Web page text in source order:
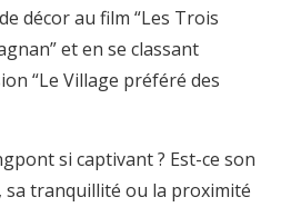
décor au film “Les Trois
et en se classant
“Le Village préféré des
si captivant ? Est-ce son
tranquillité ou la proximité